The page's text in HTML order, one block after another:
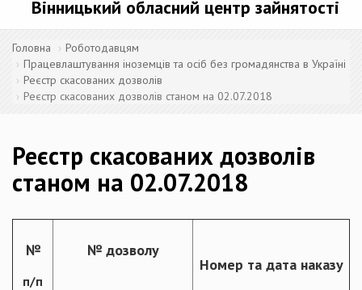
Вінницький обласний центр зайнятості
Головна
Роботодавцям
Працевлаштування іноземців та осіб без громадянства в Україні
Реєстр скасованих дозволів
Реєстр скасованих дозволів станом на 02.07.2018
Реєстр скасованих дозволів
станом на 02.07.2018
№
п/п
№ дозволу
Номер та дата наказу